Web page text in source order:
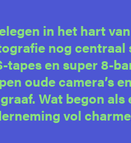
in het hart
nog centraal
en super 8-
oude camera’s
Wat begon als
vol